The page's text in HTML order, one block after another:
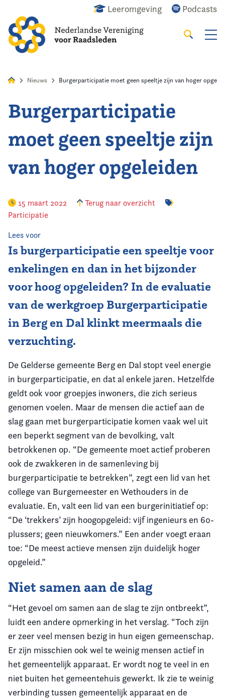
Leeromgeving Podcasts
Zoeken
Home
Agenda
Nieuws
Kennis & Informatie
Vereniging
Contact
Nieuws Burgerparticipatie moet geen speeltje zijn van hoger
Burgerparticipatie
moet geen speeltje zijn
van hoger opgeleiden
15 maart 2022
Terug naar overzicht
Participatie
Lees voor
Is burgerparticipatie een speeltje voor
enkelingen en dan in het bijzonder
voor hoog opgeleiden? In de evaluatie
van de werkgroep Burgerparticipatie
in Berg en Dal klinkt meermaals die
verzuchting.
De Gelderse gemeente Berg en Dal stopt veel energie
in burgerparticipatie, en dat al enkele jaren. Hetzelfde
geldt ook voor groepjes inwoners, die zich serieus
genomen voelen. Maar de mensen die actief aan de
slag gaan met burgerparticipatie komen vaak wel uit
een beperkt segment van de bevolking, valt
betrokkenen op. “De gemeente moet actief proberen
ook de zwakkeren in de samenleving bij
burgerparticipatie te betrekken”, zegt een lid van het
college van Burgemeester en Wethouders in de
evaluatie. En, valt een lid van een burgerinitiatief op:
“De ‘trekkers’ zijn hoogopgeleid: vijf ingenieurs en 60-
plussers; geen nieuwkomers.” Een ander voegt eraan
toe: “De meest actieve mensen zijn duidelijk hoger
opgeleid.”
Niet samen aan de slag
“Het gevoel om samen aan de slag te zijn ontbreekt”,
luidt een andere opmerking in het verslag. “Toch zijn
er zeer veel mensen bezig in hun eigen gemeenschap.
Er zijn misschien ook wel te weinig mensen actief in
het gemeentelijk apparaat. Er wordt nog te veel in en
niet buiten het gemeentehuis gewerkt. Ik zie te weinig
verbinding tussen gemeentelijk apparaat en de